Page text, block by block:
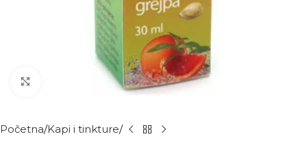
Kliknite za povećanje
Početna Kapi i tinkture